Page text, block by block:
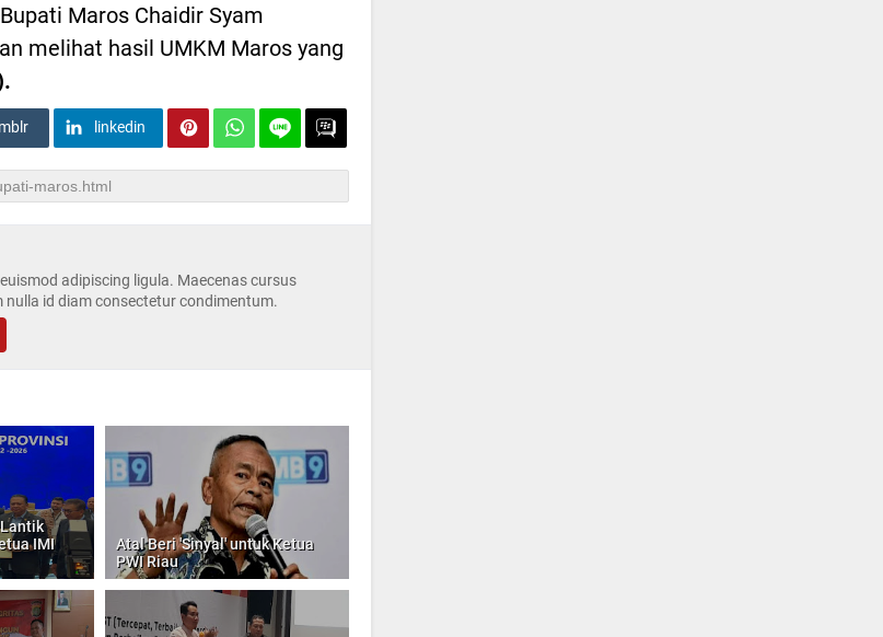
Maros Chaidir Syam
melihat hasil UMKM Maros yang
linkedin
adipiscing ligula. Maecenas cursus
id diam consectetur condimentum.
IMI
Atal Beri 'Sinyal' untuk Ketua
PWI Riau